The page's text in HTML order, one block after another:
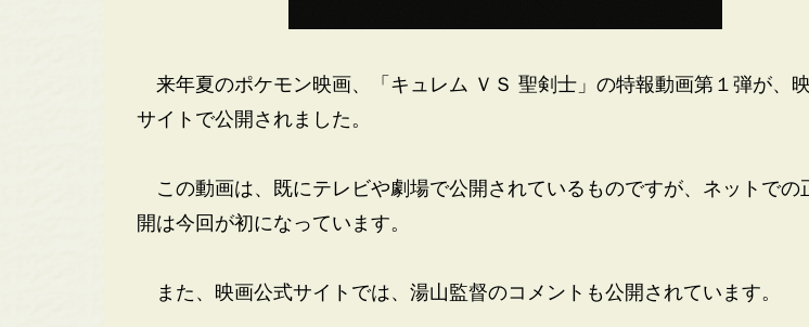
来年夏のポケモン映画、「キュレム ＶＳ 聖剣士」の特報動画第１弾が、
サイトで公開されました。
この動画は、既にテレビや劇場で公開されているものですが、ネットでの
開は今回が初になっています。
また、映画公式サイトでは、湯山監督のコメントも公開されています。